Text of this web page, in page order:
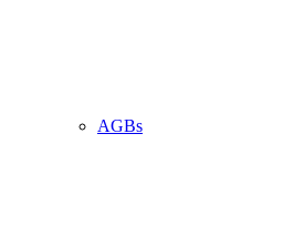
AGBs